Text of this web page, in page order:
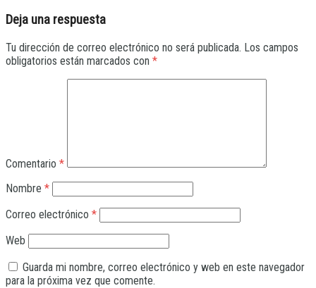
Deja una respuesta
Tu dirección de correo electrónico no será publicada. Los campos
obligatorios están marcados con *
Comentario *
Nombre *
Correo electrónico *
Web
Guarda mi nombre, correo electrónico y web en este navegador
para la próxima vez que comente.